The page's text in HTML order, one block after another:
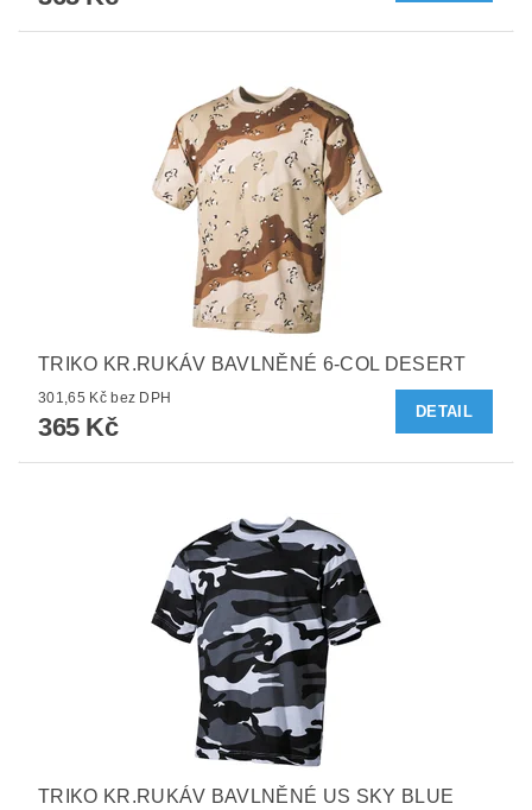
TRIKO KR.RUKÁV BAVLNĚNÉ 6-COL DESERT
301,65 Kč bez DPH
365 Kč
DETAIL
TRIKO KR.RUKÁV BAVLNĚNÉ US SKY BLUE